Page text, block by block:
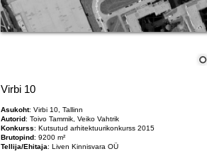
Virbi 10
Asukoht: Virbi 10, Tallinn
Autorid: Toivo Tammik, Veiko Vahtrik
Konkurss: Kutsutud arhitektuurikonkurss 2015
Brutopind: 9200 m²
Tellija/Ehitaja: Liven Kinnisvara OÜ